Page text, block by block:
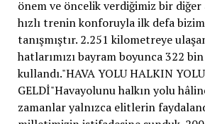
önem ve öncelik verdiğimiz bir diğer
hızlı trenin konforuyla ilk defa
tanışmıştır. 2.251 kilometreye
hatlarımızı bayram boyunca 322
kullandı."HAVA YOLU HALKIN
GELDİ"Havayolunu halkın yolu
zamanlar yalnızca elitlerin